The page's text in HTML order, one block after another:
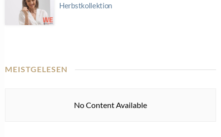
Herbstkollektion
MEISTGELESEN
No Content Available